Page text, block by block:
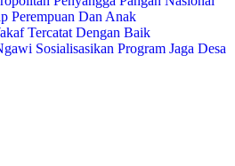
Perempuan Dan Anak
Tercatat Dengan Baik
Sosialisasikan Program Jaga Desa